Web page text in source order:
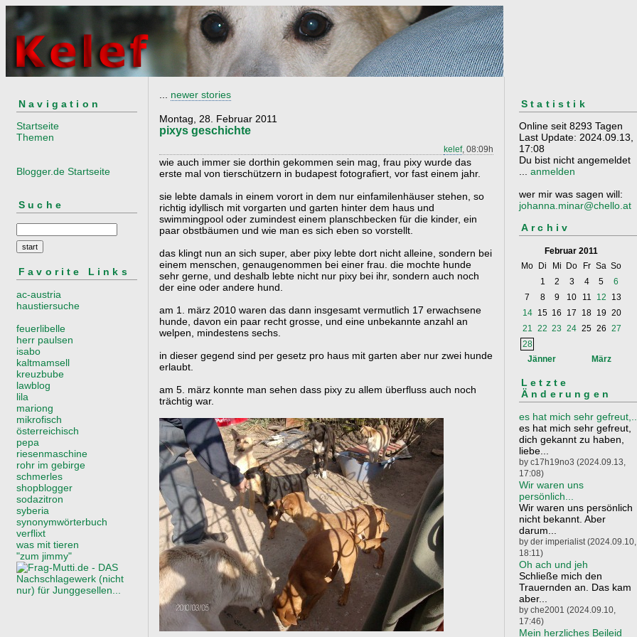
Navigation
Startseite
Themen
Blogger.de Startseite
Suche
Favorite Links
ac-austria
haustiersuche
feuerlibelle
herr paulsen
isabo
kaltmamsell
kreuzbube
lawblog
lila
mariong
mikrofisch
österreichisch
pepa
riesenmaschine
rohr im gebirge
schmerles
shopblogger
sodazitron
syberia
synonymwörterbuch
verflixt
was mit tieren
"zum jimmy"
newer stories
Montag, 28. Februar 2011
pixys geschichte
kelef, 08:09h
wie auch immer sie dorthin gekommen sein mag, frau pixy wurde das
erste mal von tierschützern in budapest fotografiert, vor fast einem jahr.
sie lebte damals in einem vorort in dem nur einfamilenhäuser stehen, so
richtig idyllisch mit vorgarten und garten hinter dem haus und
swimmingpool oder zumindest einem planschbecken für die kinder, ein
paar obstbäumen und wie man es sich eben so vorstellt.
das klingt nun an sich super, aber pixy lebte dort nicht alleine, sondern bei
einem menschen, genaugenommen bei einer frau. die mochte hunde
sehr gerne, und deshalb lebte nicht nur pixy bei ihr, sondern auch noch
der eine oder andere hund.
am 1. märz 2010 waren das dann insgesamt vermutlich 17 erwachsene
hunde, davon ein paar recht grosse, und eine unbekannte anzahl an
welpen, mindestens sechs.
in dieser gegend sind per gesetz pro haus mit garten aber nur zwei hunde
erlaubt.
am 5. märz konnte man sehen dass pixy zu allem überfluss auch noch
trächtig war.
Statistik
Online seit 8293 Tagen
Last Update: 2024.09.13,
17:08
Du bist nicht angemeldet
... anmelden
wer mir was sagen will:
johanna.minar@chello.at
Archiv
Februar 2011
Mo
Di Mi Do Fr Sa So
1
2 3 4 5
6
7
8 9 10 11 12
13
14
15 16 17 18 19 20
21 22 23 24 25 26 27
28
Jänner
März
Letzte
Änderungen
es hat mich sehr
es hat mich sehr gefreut,
dich gekannt zu haben,
liebe...
by c17h19no3 (2024.09.13,
17:08)
Wir waren uns
persönlich...
Wir waren uns persönlich
nicht bekannt. Aber
darum...
by der imperialist (2024.09.10,
18:11)
Oh ach und jeh
Schließe mich den
Trauernden an. Das kam
aber...
by che2001 (2024.09.10,
17:46)
Mein herzliches Beileid